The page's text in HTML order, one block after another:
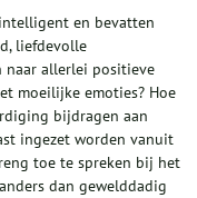
en bevatten
liefdevolle
naar allerlei positieve
moeilijke emoties? Hoe
bijdragen aan
ingezet worden vanuit
toe te spreken bij het
dan gewelddadig